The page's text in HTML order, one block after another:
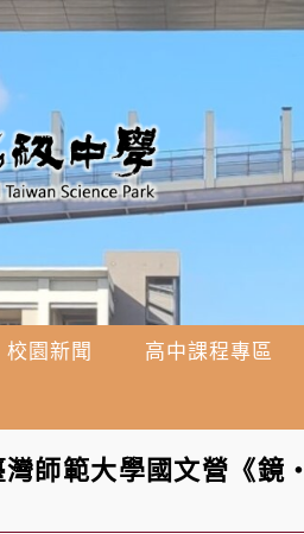
校園新聞 高中課程專區
師範大學國文營《鏡‧